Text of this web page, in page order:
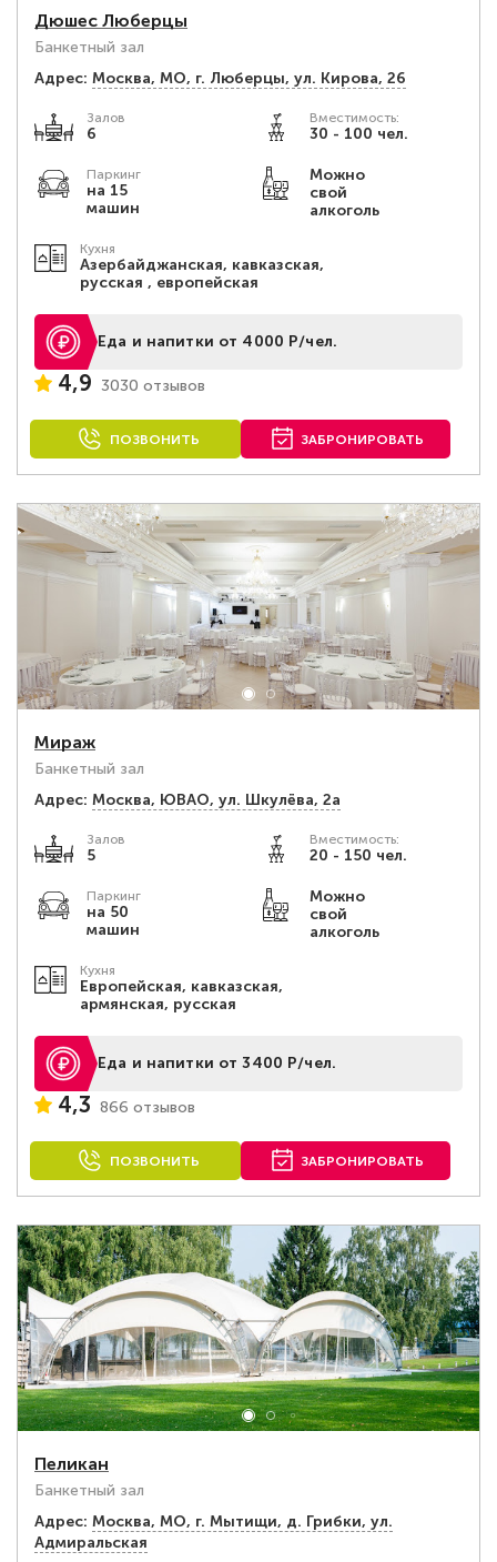
Дюшес Люберцы
Банкетный зал
Адрес: Москва, МО, г. Люберцы, ул. Кирова, 26
Залов
6
Вместимость:
30 - 100 чел.
Паркинг
на 15
машин
Можно
свой
алкоголь
Кухня
Азербайджанская, кавказская,
русская , европейская
Еда и напитки от 4000 Р/чел.
4,9 3030 отзывов
ПОЗВОНИТЬ ЗАБРОНИРОВАТЬ
Мираж
Банкетный зал
Адрес: Москва, ЮВАО, ул. Шкулёва, 2а
Залов
5
Вместимость:
20 - 150 чел.
Паркинг
на 50
машин
Можно
свой
алкоголь
Кухня
Европейская, кавказская,
армянская, русская
Еда и напитки от 3400 Р/чел.
4,3 866 отзывов
ПОЗВОНИТЬ ЗАБРОНИРОВАТЬ
Пеликан
Банкетный зал
Адрес: Москва, МО, г. Мытищи, д. Грибки, ул.
Адмиральская